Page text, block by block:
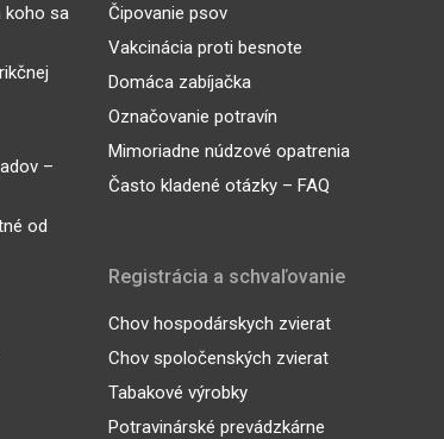
koho sa
–
od
Čipovanie psov
Vakcinácia proti besnote
Domáca zabíjačka
Označovanie potravín
Mimoriadne núdzové opatrenia
Často kladené otázky – FAQ
Registrácia a schvaľovanie
Chov hospodárskych zvierat
Chov spoločenských zvierat
Tabakové výrobky
Potravinárské prevádzkárne